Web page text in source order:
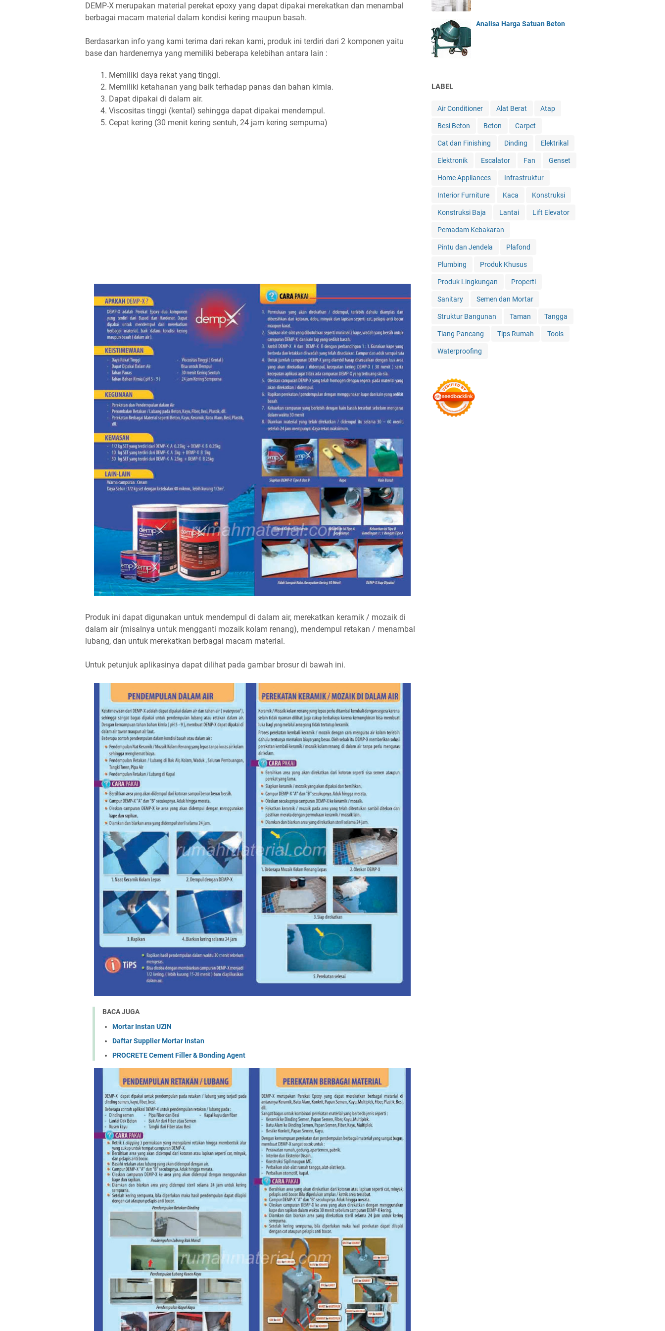
DEMP-X merupakan material perekat epoxy yang dapat dipakai merekatkan dan menambal
berbagai macam material dalam kondisi kering maupun basah.
Berdasarkan info yang kami terima dari rekan kami, produk ini terdiri dari 2 komponen yaitu
base dan hardenernya yang memiliki beberapa kelebihan antara lain :
Memiliki daya rekat yang tinggi.
Memiliki ketahanan yang baik terhadap panas dan bahan kimia.
Dapat dipakai di dalam air.
Viscositas tinggi (kental) sehingga dapat dipakai mendempul.
Cepat kering (30 menit kering sentuh, 24 jam kering sempurna)
Produk ini dapat digunakan untuk mendempul di dalam air, merekatkan keramik / mozaik di
dalam air (misalnya untuk mengganti mozaik kolam renang), mendempul retakan / menambal
lubang, dan untuk merekatkan berbagai macam material.
Untuk petunjuk aplikasinya dapat dilihat pada gambar brosur di bawah ini.
BACA JUGA
Mortar Instan UZIN
Daftar Supplier Mortar Instan
PROCRETE Cement Filler & Bonding Agent
Analisa Harga Satuan Beton
LABEL
Air Conditioner Alat Berat Atap
Besi Beton Beton Carpet
Cat dan Finishing Dinding Elektrikal
Elektronik Escalator Fan Genset
Home Appliances Infrastruktur
Interior Furniture Kaca Konstruksi
Konstruksi Baja Lantai Lift Elevator
Pemadam Kebakaran
Pintu dan Jendela Plafond
Plumbing Produk Khusus
Produk Lingkungan Properti
Sanitary Semen dan Mortar
Struktur Bangunan Taman Tangga
Tiang Pancang Tips Rumah Tools
Waterproofing